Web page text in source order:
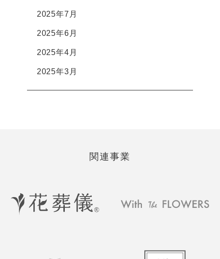
2025年7月
2025年6月
2025年4月
2025年3月
関連事業